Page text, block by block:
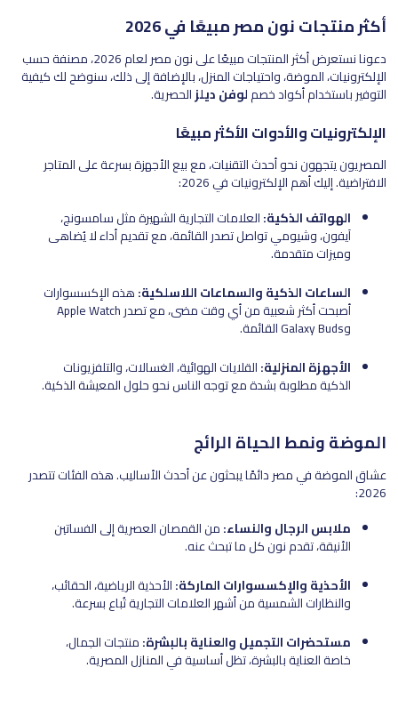
أكثر منتجات نون مصر مبيعًا في 2026
دعونا نستعرض أكثر المنتجات مبيعًا على نون مصر لعام 2026، مصنفة حسب
الإلكترونيات، الموضة، واحتياجات المنزل، بالإضافة إلى ذلك، سنوضح لك كيفية
التوفير باستخدام أكواد خصملوفن ديلزالحصرية.
الإلكترونيات والأدوات الأكثر مبيعًا
المصريون يتجهون نحو أحدث التقنيات، مع بيع الأجهزة بسرعة على المتاجر
الافتراضية. إليك أهم الإلكترونيات في 2026:
الهواتف الذكية:العلامات التجارية الشهيرة مثل سامسونج،
آيفون، وشيومي تواصل تصدر القائمة، مع تقديم أداء لا يُضاهى
وميزات متقدمة.
الساعات الذكية والسماعات اللاسلكية:هذه الإكسسوارات
أصبحت أكثر شعبية من أي وقت مضى، مع تصدر Apple Watch
وGalaxy Buds القائمة.
الأجهزة المنزلية:القلايات الهوائية، الغسالات، والتلفزيونات
الذكية مطلوبة بشدة مع توجه الناس نحو حلول المعيشة الذكية.
الموضة ونمط الحياة الرائج
عشاق الموضة في مصر دائمًا يبحثون عن أحدث الأساليب. هذه الفئات تتصدر
2026:
ملابس الرجال والنساء:من القمصان العصرية إلى الفساتين
الأنيقة، تقدم نون كل ما تبحث عنه.
الأحذية والإكسسوارات الماركة:الأحذية الرياضية، الحقائب،
والنظارات الشمسية من أشهر العلامات التجارية تُباع بسرعة.
مستحضرات التجميل والعناية بالبشرة:منتجات الجمال،
خاصة العناية بالبشرة، تظل أساسية في المنازل المصرية.